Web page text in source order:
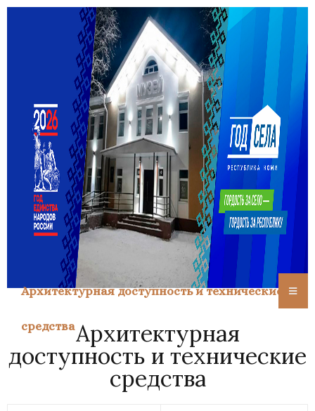
Архитектурная доступность и технические
средстваАрхитектурная
доступность и технические
средства